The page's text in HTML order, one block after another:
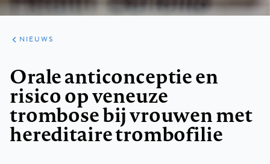
ARTIKELEN
HET
KORT
NIEUWS
Orale anticonceptie en
risico op veneuze
trombose bij vrouwen met
hereditaire trombofilie